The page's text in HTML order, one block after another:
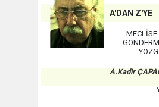
A'DAN Z'YE
A.Kadir